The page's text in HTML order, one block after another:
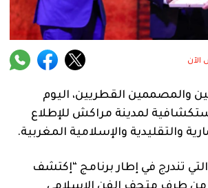
الآن
والمصممين القطريين، اليوم
لمدينة مراكش للإطلاع
والتقليدية والإسلامية المغربية.
التي تندرج في إطار برنامج “إكتشف